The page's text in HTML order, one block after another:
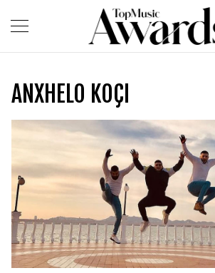
ANXHELO KOÇI